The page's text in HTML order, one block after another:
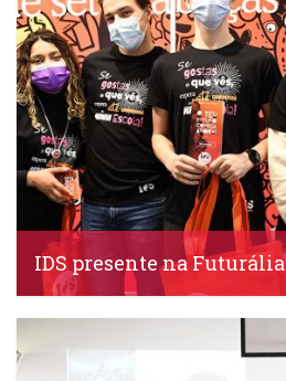
IDS presente na Futurália
IDS, 7 Abril, 2022